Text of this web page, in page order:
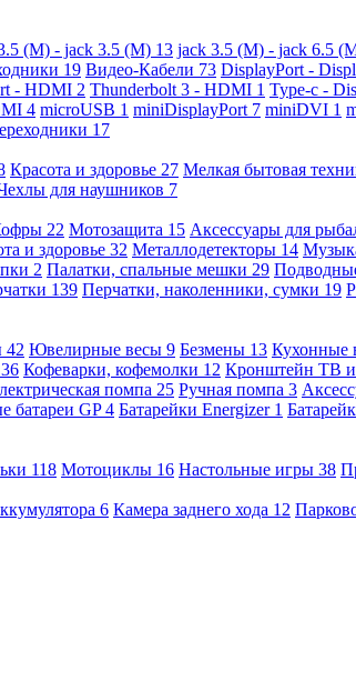
(M) - jack 3.5 (M) 13 jack 3.5 (M) - jack 6.5
19 Видео-Кабели 73 DisplayPort -
- HDMI 2 Thunderbolt 3 - HDMI 1 Type-c -
4 microUSB 1 miniDisplayPort 7 miniDVI 1
17
Красота и здоровье 27 Мелкая бытовая
для наушников 7
22 Мотозащита 15 Аксессуары для
и здоровье 32 Металлодетекторы 14
2 Палатки, спальные мешки 29
139 Перчатки, наколенники, сумки 19
42 Ювелирные весы 9 Безмены 13 Кухонные
36 Кофеварки, кофемолки 12 Кронштейн ТВ
помпа 25 Ручная помпа 3
батареи GP4 Батарейки Energizer 1
118 Мотоциклы 16 Настольные игры 38
6 Камера заднего хода 12